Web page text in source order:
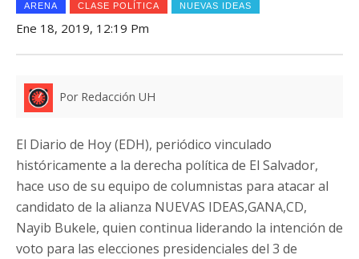
ARENA CLASE POLÍTICA NUEVAS IDEAS
Ene 18, 2019, 12:19 Pm
Por Redacción UH
El Diario de Hoy (EDH), periódico vinculado
históricamente a la derecha política de El Salvador,
hace uso de su equipo de columnistas para atacar al
candidato de la alianza NUEVAS IDEAS,GANA,CD,
Nayib Bukele, quien continua liderando la intención de
voto para las elecciones presidenciales del 3 de